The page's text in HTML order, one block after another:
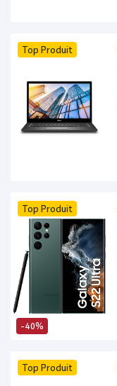
Top Produit
-40%
Top Produit
Top Produit